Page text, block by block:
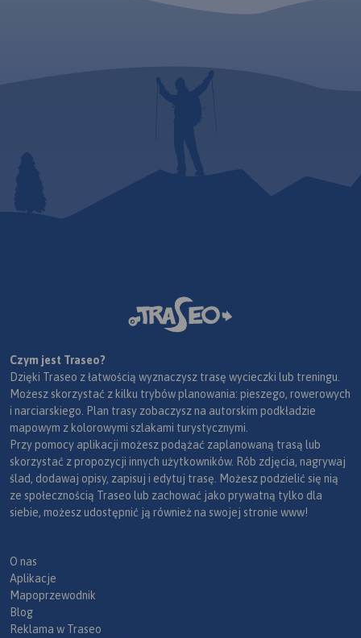
Czym jest Traseo?
Dzięki Traseo z łatwością wyznaczysz trasę wycieczki lub treningu.
Możesz skorzystać z kilku trybów planowania: pieszego, rowerowych
i narciarskiego. Plan trasy zobaczysz na autorskim podkładzie
mapowym z kolorowymi szlakami turystycznymi.
Przy pomocy aplikacji możesz podążać zaplanowaną trasą lub
skorzystać z propozycji innych użytkowników. Rób zdjęcia, nagrywaj
ślad, dodawaj opisy, zapisuj i edytuj trasę. Możesz podzielić się nią
ze społecznością Traseo lub zachować jako prywatną tylko dla
siebie, możesz udostępnić ją również na swojej stronie www!
O nas
Aplikacje
Mapoprzewodnik
Blog
Reklama w Traseo